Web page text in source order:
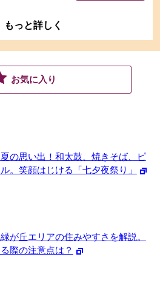
もっと詳しく
お気に入り
の思い出！和太鼓、焼きそば、ピ
。笑顔はじける「七夕夜祭り」
が丘エリアの住みやすさを解説。
際の注意点は？